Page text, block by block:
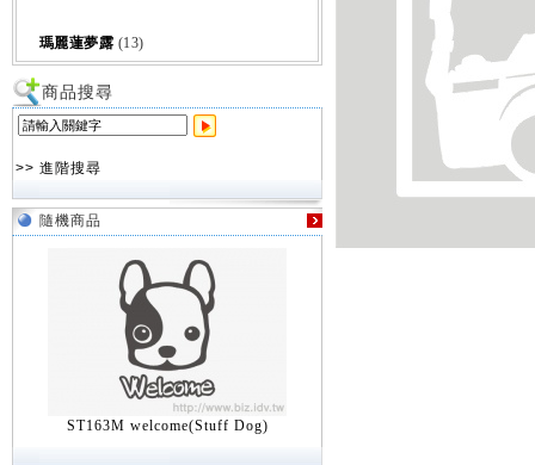
瑪麗蓮夢露 (13)
商品搜尋
>> 進階搜尋
隨機商品
ST163M welcome(Stuff Dog)